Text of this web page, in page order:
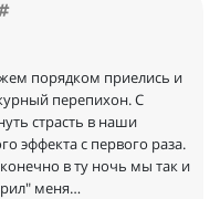
порядком приелись и
перепихон. С
страсть в наши
эффекта с первого раза.
в ту ночь мы так и
меня…